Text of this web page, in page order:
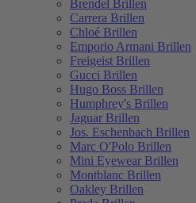
Brendel Brillen
Carrera Brillen
Chloé Brillen
Emporio Armani Brillen
Freigeist Brillen
Gucci Brillen
Hugo Boss Brillen
Humphrey's Brillen
Jaguar Brillen
Jos. Eschenbach Brillen
Marc O'Polo Brillen
Mini Eyewear Brillen
Montblanc Brillen
Oakley Brillen